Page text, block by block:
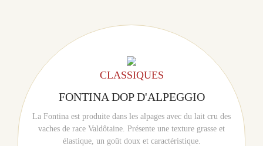
CLASSIQUES
FONTINA DOP D'ALPEGGIO
La Fontina est produite dans les alpages avec du lait cru des
vaches de race Valdôtaine. Présente une texture grasse et
élastique, un goût doux et caractéristique.